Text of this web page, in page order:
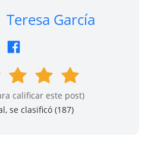
Teresa García
calificar este post)
se clasificó (187)